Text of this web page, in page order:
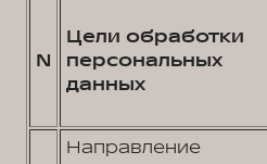
N
Цели обработки
персональных
данных
Направление